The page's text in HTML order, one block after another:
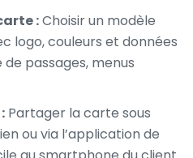
:Choisir un modèle
logo, couleurs et données
passages, menus
Partager la carte sous
ou via l’application de